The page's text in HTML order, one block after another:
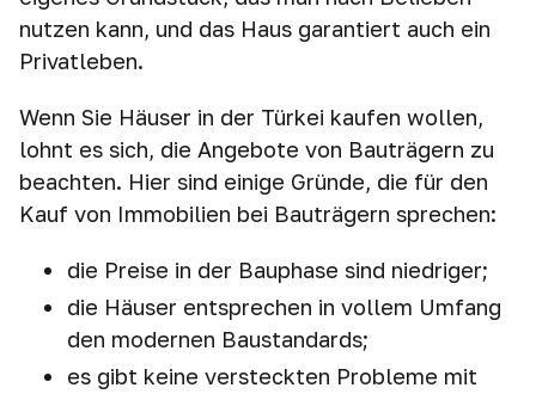
nutzen kann, und das Haus garantiert auch ein
Privatleben.
Wenn Sie Häuser in der Türkei kaufen wollen,
lohnt es sich, die Angebote von Bauträgern zu
beachten. Hier sind einige Gründe, die für den
Kauf von Immobilien bei Bauträgern sprechen:
die Preise in der Bauphase sind niedriger;
die Häuser entsprechen in vollem Umfang
den modernen Baustandards;
es gibt keine versteckten Probleme mit